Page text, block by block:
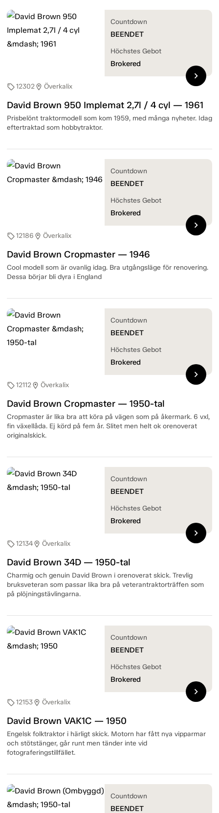
sell12302location_on Överkalix
David Brown 950 Implemat 2,7l / 4 cyl — 1961
Prisbelönt traktormodell som kom 1959, med många nyheter. Idag
eftertraktad som hobbytraktor.
Countdown
BEENDET
Höchstes Gebot
Brokered
chevron_right
sell12186 location_on Överkalix
David Brown Cropmaster — 1946
Cool modell som är ovanlig idag. Bra utgångsläge för renovering.
Dessa börjar bli dyra i England
Countdown
BEENDET
Höchstes Gebot
Brokered
chevron_right
sell12112location_on Överkalix
David Brown Cropmaster — 1950-tal
Cropmaster är lika bra att köra på vägen som på åkermark. 6 vxl,
fin växellåda. Ej körd på fem år. Slitet men helt ok orenoverat
originalskick.
Countdown
BEENDET
Höchstes Gebot
Brokered
chevron_right
sell12134location_on Överkalix
David Brown 34D — 1950-tal
Charmig och genuin David Brown i orenoverat skick. Trevlig
bruksveteran som passar lika bra på veterantraktorträffen som
på plöjningstävlingarna.
Countdown
BEENDET
Höchstes Gebot
Brokered
chevron_right
sell12153location_on Överkalix
David Brown VAK1C — 1950
Engelsk folktraktor i härligt skick. Motorn har fått nya vipparmar
och stötstänger, går runt men tänder inte vid
fotograferingstillfället.
Countdown
BEENDET
Höchstes Gebot
Brokered
chevron_right
Countdown
BEENDET